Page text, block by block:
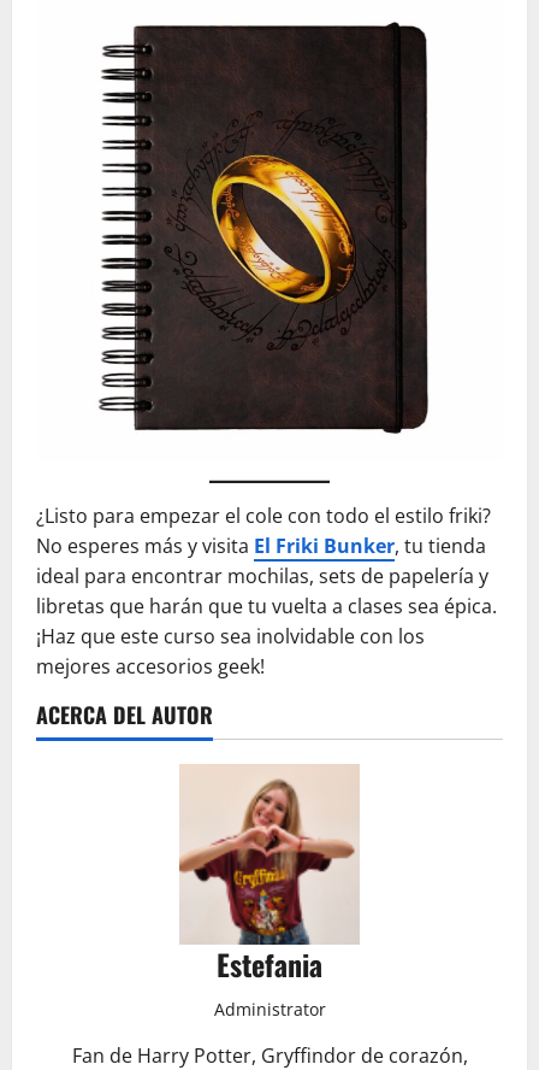
¿Listo para empezar el cole con todo el estilo friki?
No esperes más y visita El Friki Bunker, tu tienda
ideal para encontrar mochilas, sets de papelería y
libretas que harán que tu vuelta a clases sea épica.
¡Haz que este curso sea inolvidable con los
mejores accesorios geek!
ACERCA DEL AUTOR
Estefania
Administrator
Fan de Harry Potter, Gryffindor de corazón,